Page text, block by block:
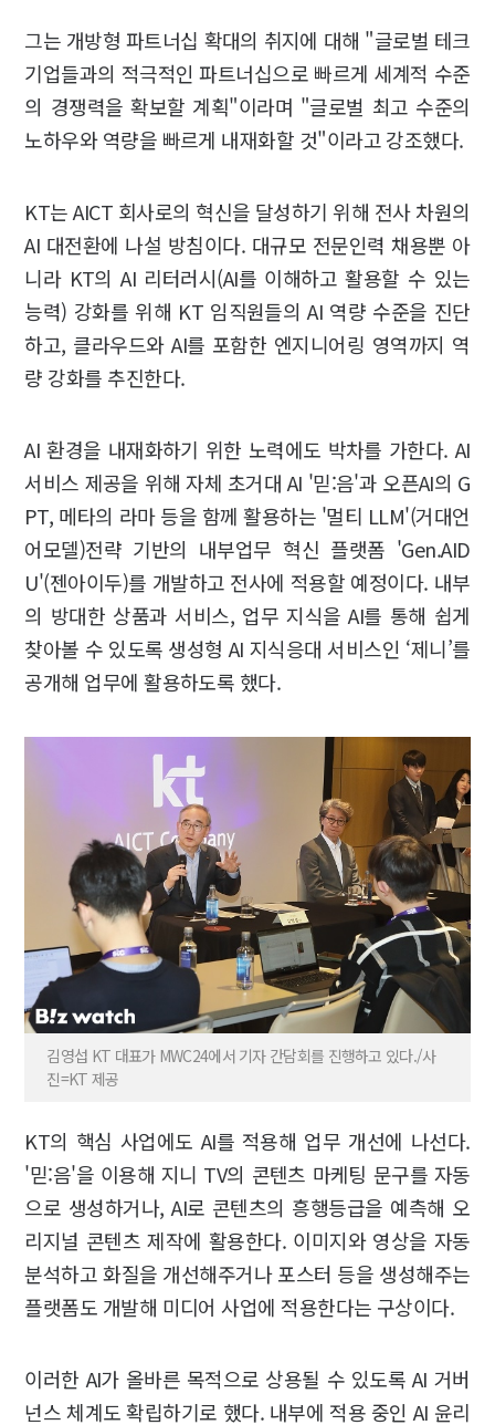
그는 개방형 파트너십 확대의 취지에 대해 "글로벌 테크
기업들과의 적극적인 파트너십으로 빠르게 세계적 수준
의 경쟁력을 확보할 계획"이라며 "글로벌 최고 수준의
노하우와 역량을 빠르게 내재화할 것"이라고 강조했다.
KT는 AICT 회사로의 혁신을 달성하기 위해 전사 차원의
AI 대전환에 나설 방침이다. 대규모 전문인력 채용뿐 아
니라 KT의 AI 리터러시(AI를 이해하고 활용할 수 있는
능력) 강화를 위해 KT 임직원들의 AI 역량 수준을 진단
하고, 클라우드와 AI를 포함한 엔지니어링 영역까지 역
량 강화를 추진한다.
AI 환경을 내재화하기 위한 노력에도 박차를 가한다. AI
서비스 제공을 위해 자체 초거대 AI '믿:음'과 오픈AI의 G
PT, 메타의 라마 등을 함께 활용하는 '멀티 LLM'(거대언
어모델)전략 기반의 내부업무 혁신 플랫폼 'Gen.AID
U'(젠아이두)를 개발하고 전사에 적용할 예정이다. 내부
의 방대한 상품과 서비스, 업무 지식을 AI를 통해 쉽게
찾아볼 수 있도록 생성형 AI 지식응대 서비스인 ‘제니’를
공개해 업무에 활용하도록 했다.
김영섭 KT 대표가 MWC24에서 기자 간담회를 진행하고 있다./사
진=KT 제공
KT의 핵심 사업에도 AI를 적용해 업무 개선에 나선다.
'믿:음'을 이용해 지니 TV의 콘텐츠 마케팅 문구를 자동
으로 생성하거나, AI로 콘텐츠의 흥행등급을 예측해 오
리지널 콘텐츠 제작에 활용한다. 이미지와 영상을 자동
분석하고 화질을 개선해주거나 포스터 등을 생성해주는
플랫폼도 개발해 미디어 사업에 적용한다는 구상이다.
이러한 AI가 올바른 목적으로 상용될 수 있도록 AI 거버
넌스 체계도 확립하기로 했다. 내부에 적용 중인 AI 윤리